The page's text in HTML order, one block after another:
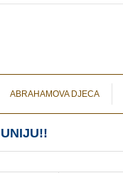
ABRAHAMOVA DJECA